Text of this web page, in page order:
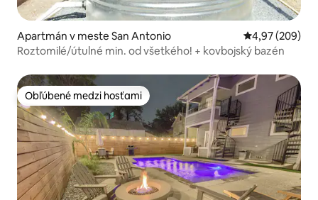
Apartmán v meste San Antonio Priemerné
4,97 (209)
Roztomilé/útulné min. od všetkého! + kovbojský bazén
Obľúbené medzi hosťami
Obľúbené medzi hosťami